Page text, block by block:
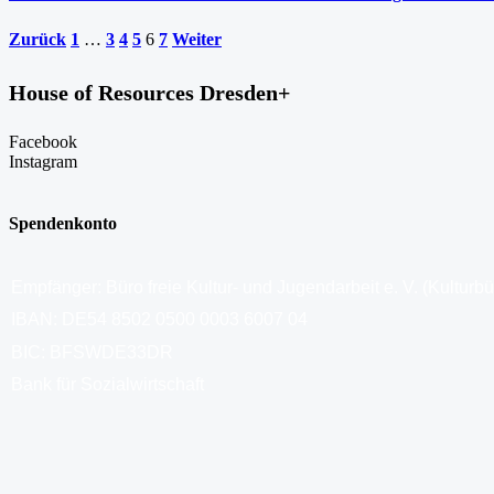
Zurück 1 … 3 4 5 6 7 Weiter
House of Resources Dresden+
Facebook
Instagram
Spendenkonto